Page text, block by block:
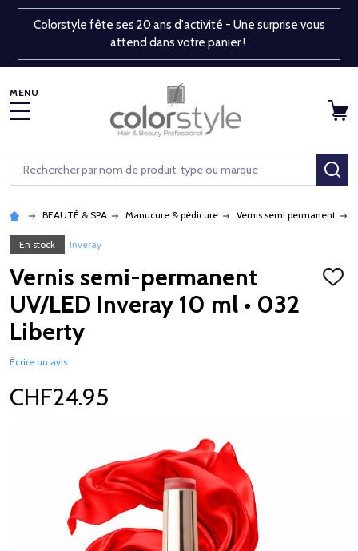
Colorstyle fête ses 20 ans d'activité - Une surprise vous
attend dans votre panier !
Rechercher
BEAUTÉ & SPA Manucure & pédicure Vernis semi permanent
En stock Inveray
Vernis semi-permanent
UV/LED Inveray 10 ml • 032
Liberty
Écrire un avis
CHF24.95